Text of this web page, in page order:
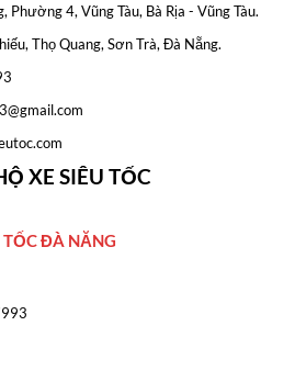
4, Vũng Tàu, Bà Rịa - Vũng Tàu.
Thọ Quang, Sơn Trà, Đà Nẵng.
XE SIÊU TỐC
TỐC ĐÀ NĂNG